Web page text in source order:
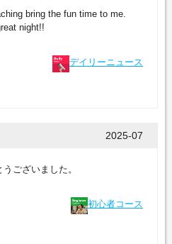
bring the fun time to me.
night!!
デイリーニュース
2025-07
ございました。
初心者コース